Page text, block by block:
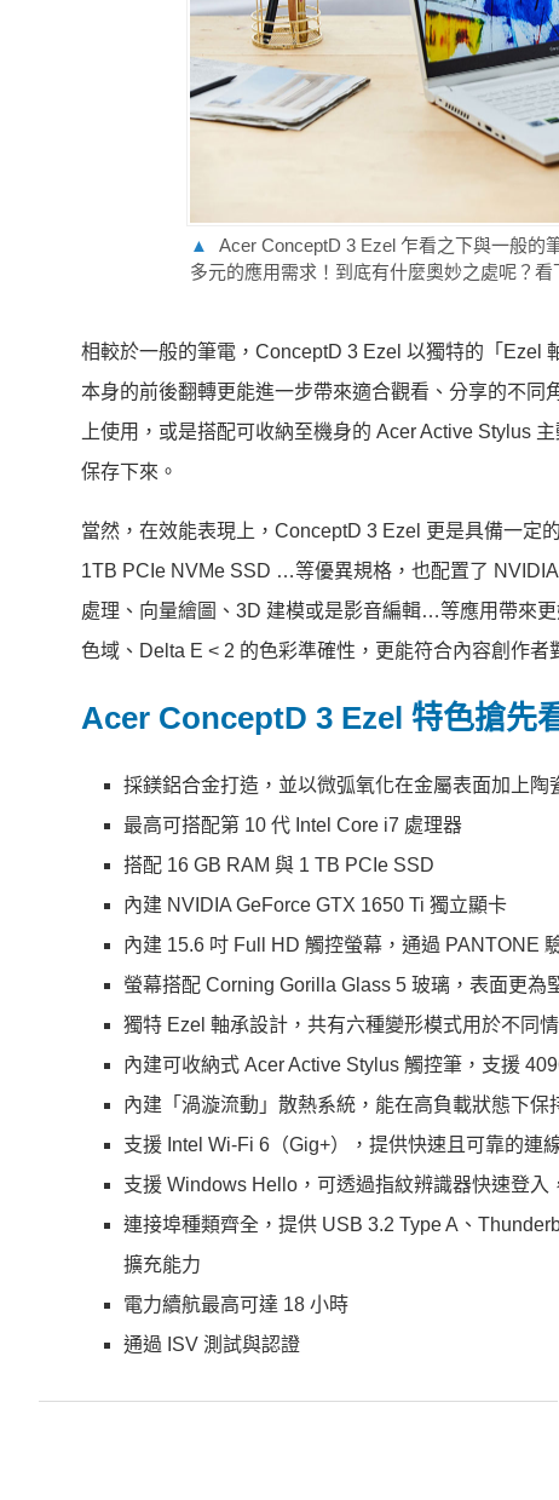
▲
Acer ConceptD 3 Ezel 乍看之下與一般的
多元的應用需求！到底有什麼奧妙之處呢？看
相較於一般的筆電，ConceptD 3 Ezel 以獨特的「Ezel
本身的前後翻轉更能進一步帶來適合觀看、分享的不
上使用，或是搭配可收納至機身的 Acer Active Stylus
保存下來。
當然，在效能表現上，ConceptD 3 Ezel 更是具備一定
1TB PCIe NVMe SSD …等優異規格，也配置了
處理、向量繪圖、3D 建模或是影音編輯…等應用帶來
色域、Delta E < 2 的色彩準確性，更能符合內容創作者
Acer ConceptD 3 Ezel 特色搶先
採鎂鋁合金打造，並以微弧氧化在金屬表面加上陶
最高可搭配第 10 代 Intel Core i7 處理器
搭配 16 GB RAM 與 1 TB PCIe SSD
內建 NVIDIA GeForce GTX 1650 Ti 獨立顯卡
內建 15.6 吋 Full HD 觸控螢幕，通過 PANTONE
螢幕搭配 Corning Gorilla Glass 5 玻璃，表面更為
獨特 Ezel 軸承設計，共有六種變形模式用於不同
內建可收納式 Acer Active Stylus 觸控筆，支援
內建「渦漩流動」散熱系統，能在高負載狀態下
支援 Intel Wi-Fi 6（Gig+），提供快速且可靠的連
支援 Windows Hello，可透過指紋辨識器快速登入
連接埠種類齊全，提供 USB 3.2 Type A、
擴充能力
電力續航最高可達 18 小時
通過 ISV 測試與認證